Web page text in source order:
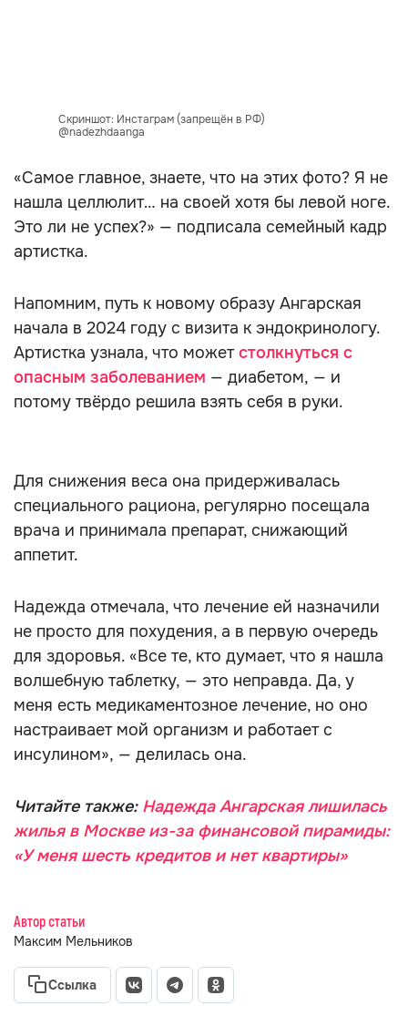
Скриншот: Инстаграм (запрещён в РФ)
@nadezhdaanga
«Самое главное, знаете, что на этих фото? Я не
нашла целлюлит… на своей хотя бы левой ноге.
Это ли не успех?» — подписала семейный кадр
артистка.
Напомним, путь к новому образу Ангарская
начала в 2024 году с визита к эндокринологу.
Артистка узнала, что можетстолкнуться с
опасным заболеванием — диабетом, — и
потому твёрдо решила взять себя в руки.
Для снижения веса она придерживалась
специального рациона, регулярно посещала
врача и принимала препарат, снижающий
аппетит.
Надежда отмечала, что лечение ей назначили
не просто для похудения, а в первую очередь
для здоровья. «Все те, кто думает, что я нашла
волшебную таблетку, — это неправда. Да, у
меня есть медикаментозное лечение, но оно
настраивает мой организм и работает с
инсулином», — делилась она.
Читайте также: Надежда Ангарская лишилась
жилья в Москве из-за финансовой пирамиды:
«У меня шесть кредитов и нет квартиры»
Автор статьи
Максим Мельников
Ссылка